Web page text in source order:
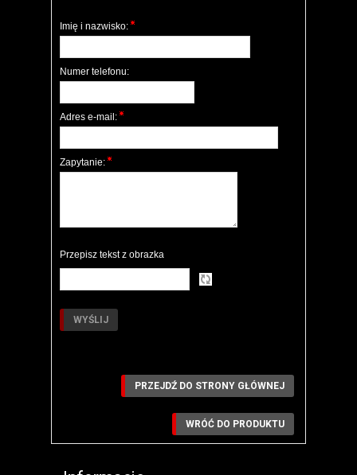
Imię i nazwisko:
Numer telefonu:
Adres e-mail:
Zapytanie:
Przepisz tekst z obrazka
PRZEJDŹ DO STRONY GŁÓWNEJ
WRÓĆ DO PRODUKTU